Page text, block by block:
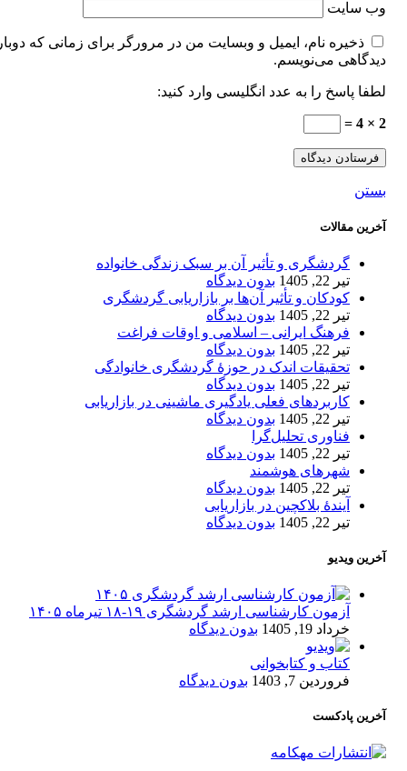
وب‌ سایت
ذخیره نام، ایمیل و وبسایت من در مرورگر برای زمانی که
دیدگاهی می‌نویسم.
لطفا پاسخ را به عدد انگلیسی وارد کنید:
2 × 4 =
بستن
آخرین مقالات
گردشگری و تأثیر آن بر سبک زندگی خانواده
تیر 22, 1405
بدون دیدگاه
کودکان و تأثیر آن‌ها بر بازاریابی گردشگری
تیر 22, 1405
بدون دیدگاه
فرهنگ ایرانی – اسلامی و اوقات فراغت
تیر 22, 1405
بدون دیدگاه
تحقیقات اندک در حوزۀ گردشگری خانوادگی
تیر 22, 1405
بدون دیدگاه
کاربردهای فعلی یادگیری ماشینی در بازاریابی
تیر 22, 1405
بدون دیدگاه
فناوری تحلیل‌گرا
تیر 22, 1405
بدون دیدگاه
شهرهای هوشمند
تیر 22, 1405
بدون دیدگاه
آیندۀ بلاکچین در بازاریابی
تیر 22, 1405
بدون دیدگاه
آخرین ویدیو
آزمون کارشناسی ارشد گردشگری ۱۹-۱۸ تیرماه ۱۴۰۵
خرداد 19, 1405
بدون دیدگاه
کتاب و کتابخوانی
فروردین 7, 1403
بدون دیدگاه
آخرین پادکست